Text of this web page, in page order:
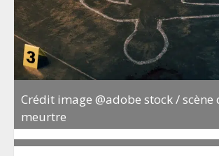
Crédit image @adobe stock / scène
meurtre